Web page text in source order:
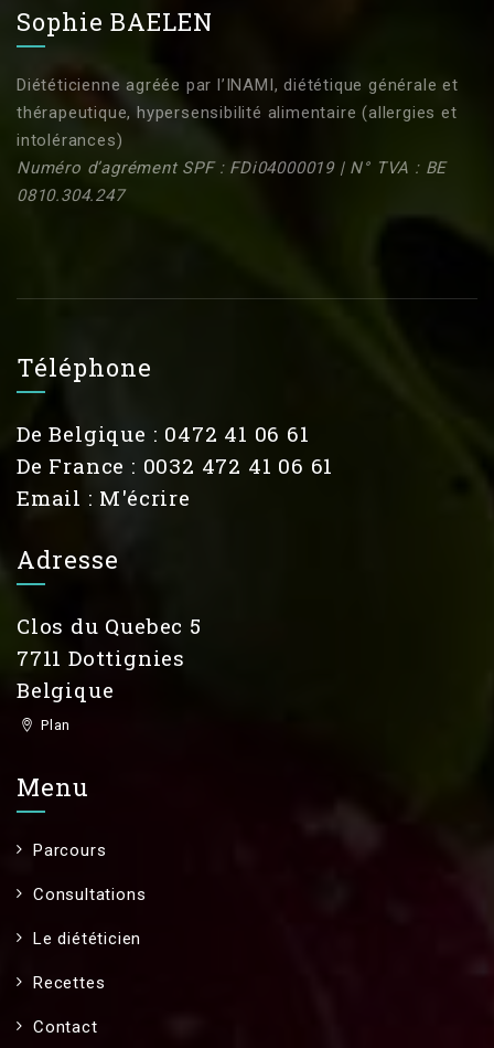
Sophie BAELEN
Diététicienne agréée par l’INAMI, diététique générale et
thérapeutique, hypersensibilité alimentaire (allergies et
intolérances)
Numéro d’agrément SPF : FDi04000019 | N° TVA : BE
0810.304.247
Téléphone
De Belgique : 0472 41 06 61
De France : 0032 472 41 06 61
Email : M'écrire
Adresse
Clos du Quebec 5
7711 Dottignies
Belgique
Plan
Menu
Parcours
Consultations
Le diététicien
Recettes
Contact